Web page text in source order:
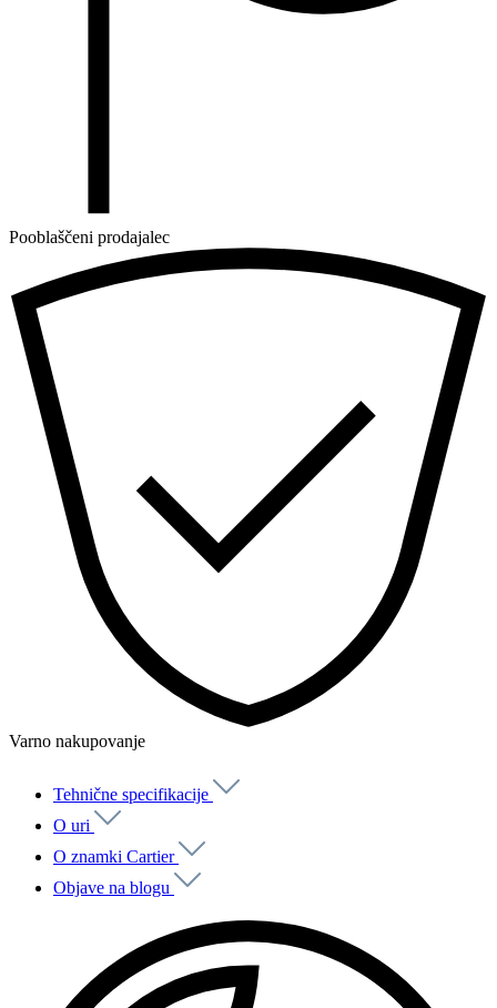
Pooblaščeni prodajalec
Varno nakupovanje
Tehnične specifikacije
O uri
O znamki Cartier
Objave na blogu